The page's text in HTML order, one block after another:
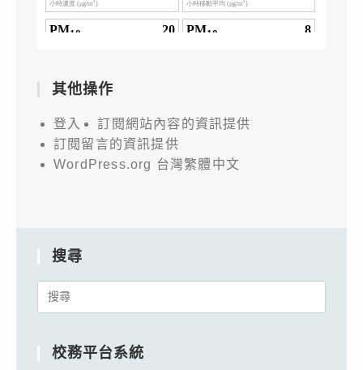
其他操作
登入
訂閱網站內容的資訊提供
訂閱留言的資訊提供
WordPress.org 台灣繁體中文
搜尋
Search
校務平台系統